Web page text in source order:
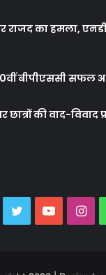
राजद का हमला,
बीपीएससी सफल
की वाद-विवाद
TwitterYouTube